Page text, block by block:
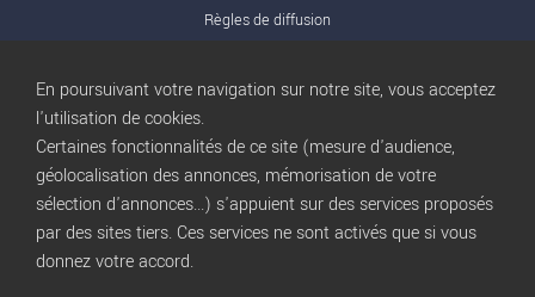
Règles de diffusion
Nos offres Pro
Publicité
Conditions d’Utilisation
Privacy Policy
Blogtrocbuy
En poursuivant votre navigation sur notre site, vous acceptez
l'utilisation de cookies.
Certaines fonctionnalités de ce site (mesure d'audience,
géolocalisation des annonces, mémorisation de votre
sélection d'annonces...) s'appuient sur des services proposés
par des sites tiers. Ces services ne sont activés que si vous
donnez votre accord.